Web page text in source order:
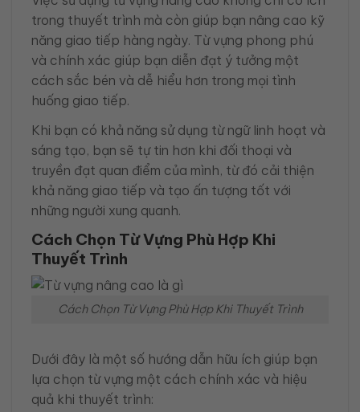
trong thuyết trình mà còn giúp bạn nâng cao kỹ
năng giao tiếp hàng ngày. Từ vựng phong phú
và chính xác giúp bạn diễn đạt ý tưởng một
cách sắc bén và dễ hiểu hơn trong mọi tình
huống giao tiếp.
Khi bạn có khả năng sử dụng từ ngữ linh hoạt và
sáng tạo, bạn sẽ tự tin hơn khi đối thoại và
truyền đạt quan điểm của mình, từ đó cải thiện
khả năng giao tiếp và tạo ấn tượng tốt với
những người xung quanh.
Cách Chọn Từ Vựng Phù Hợp Khi
Thuyết Trình
Cách Chọn Từ Vựng Phù Hợp Khi Thuyết Trình
Dưới đây là một số hướng dẫn hữu ích giúp bạn
lựa chọn từ vựng một cách chính xác và hiệu
quả khi thuyết trình: